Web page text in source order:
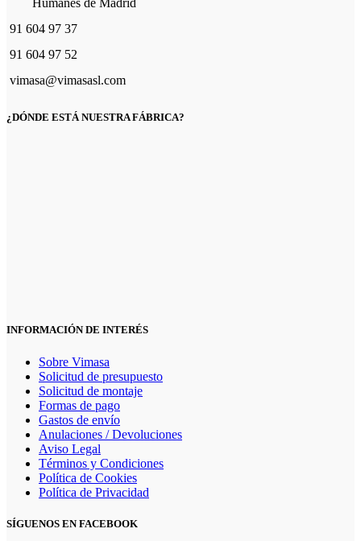
Humanes de Madrid
91 604 97 37
91 604 97 52
vimasa@vimasasl.com
¿DÓNDE ESTÁ NUESTRA FÁBRICA?
INFORMACIÓN DE INTERÉS
Sobre Vimasa
Solicitud de presupuesto
Solicitud de montaje
Formas de pago
Gastos de envío
Anulaciones / Devoluciones
Aviso Legal
Términos y Condiciones
Política de Cookies
Política de Privacidad
SÍGUENOS EN FACEBOOK